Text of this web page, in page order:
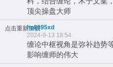
顶尖操盘大师
点击重新加载hp8895xd
2024-9-13 18:54
缠论中枢视角是弥补趋势
影响缠师的伟大